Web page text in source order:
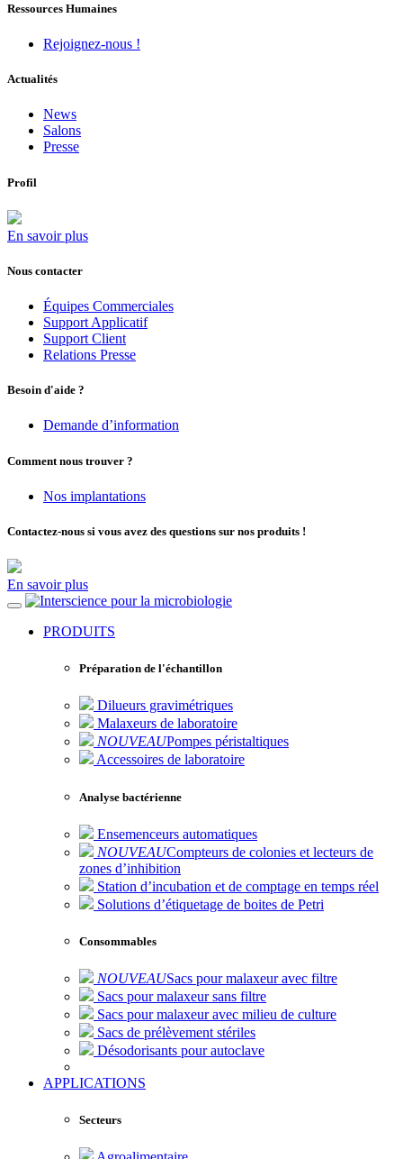
Ressources Humaines
Rejoignez-nous !
Actualités
News
Salons
Presse
Profil
En savoir plus
Nous contacter
Équipes Commerciales
Support Applicatif
Support Client
Relations Presse
Besoin d'aide ?
Demande d’information
Comment nous trouver ?
Nos implantations
Contactez-nous si vous avez des questions sur nos produits !
En savoir plus
pour la microbiologie
PRODUITS
Préparation de l'échantillon
Dilueurs gravimétriques
Malaxeurs de laboratoire
NOUVEAUPompes péristaltiques
Accessoires de laboratoire
Analyse bactérienne
Ensemenceurs automatiques
NOUVEAUCompteurs de colonies et lecteurs de
zones d’inhibition
Station d’incubation et de comptage en temps réel
Solutions d’étiquetage de boites de Petri
Consommables
NOUVEAUSacs pour malaxeur avec filtre
Sacs pour malaxeur sans filtre
Sacs pour malaxeur avec milieu de culture
Sacs de prélèvement stériles
Désodorisants pour autoclave
APPLICATIONS
Secteurs